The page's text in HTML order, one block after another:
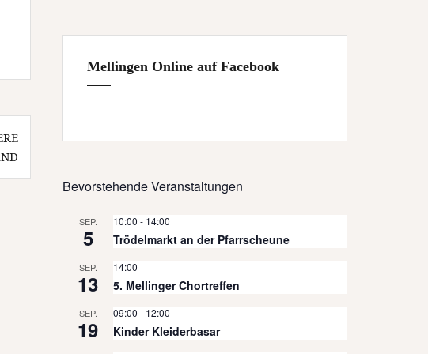
Mellingen Online auf Facebook
Bevorstehende Veranstaltungen
SEP.
5
10:00 - 14:00
Trödelmarkt an der Pfarrscheune
SEP.
13
14:00
5. Mellinger Chortreffen
SEP.
19
09:00 - 12:00
Kinder Kleiderbasar